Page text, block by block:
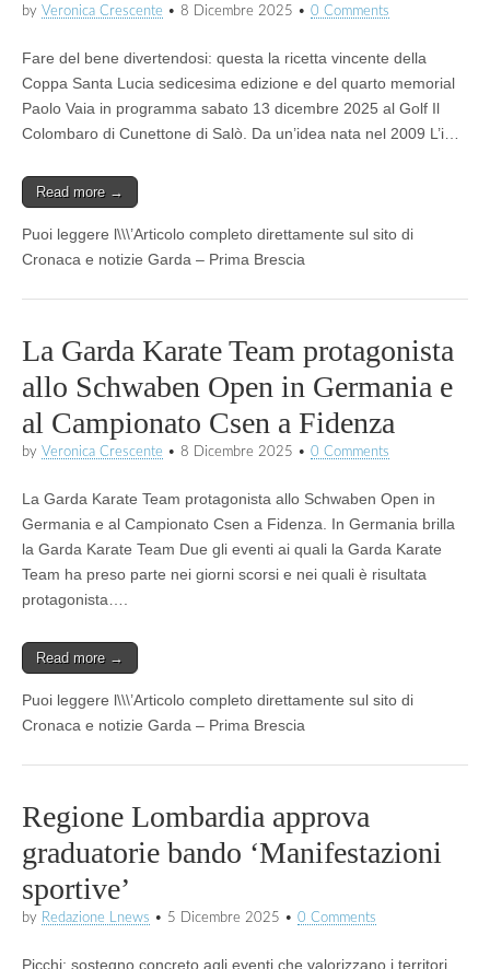
by Veronica Crescente • 8 Dicembre 2025 • 0 Comments
Fare del bene divertendosi: questa la ricetta vincente della
Coppa Santa Lucia sedicesima edizione e del quarto memorial
Paolo Vaia in programma sabato 13 dicembre 2025 al Golf Il
Colombaro di Cunettone di Salò. Da un’idea nata nel 2009 L’i…
Read more →
Puoi leggere l\\\’Articolo completo direttamente sul sito di
Cronaca e notizie Garda – Prima Brescia
La Garda Karate Team protagonista
allo Schwaben Open in Germania e
al Campionato Csen a Fidenza
by Veronica Crescente • 8 Dicembre 2025 • 0 Comments
La Garda Karate Team protagonista allo Schwaben Open in
Germania e al Campionato Csen a Fidenza. In Germania brilla
la Garda Karate Team Due gli eventi ai quali la Garda Karate
Team ha preso parte nei giorni scorsi e nei quali è risultata
protagonista….
Read more →
Puoi leggere l\\\’Articolo completo direttamente sul sito di
Cronaca e notizie Garda – Prima Brescia
Regione Lombardia approva
graduatorie bando ‘Manifestazioni
sportive’
by Redazione Lnews • 5 Dicembre 2025 • 0 Comments
Picchi: sostegno concreto agli eventi che valorizzano i territori